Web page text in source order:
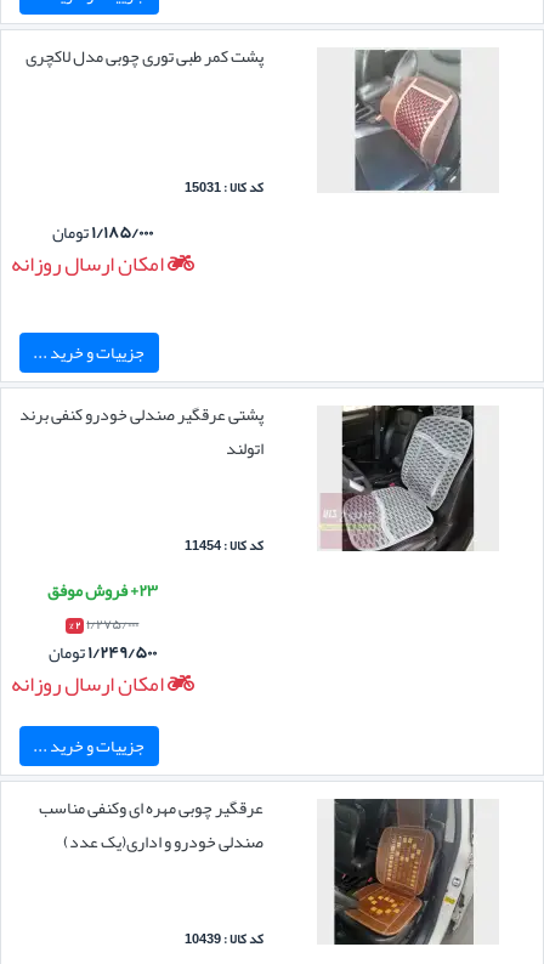
پشت کمر طبی توری چوبی مدل لاکچری
کد کالا : 15031
۱/۱۸۵/۰۰۰تومان
امکان ارسال روزانه
جزییات و خرید ...
پشتی عرقگیر صندلی خودرو کنفی برند
اتولند
کد کالا : 11454
۲۳+ فروش موفق
۱/۲۷۵/۰۰۰ ۲ %
۱/۲۴۹/۵۰۰تومان
امکان ارسال روزانه
جزییات و خرید ...
عرقگیر چوبی مهره ای وکنفی مناسب
صندلی خودرو و اداری(یک عدد)
کد کالا : 10439